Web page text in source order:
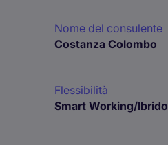
Nome del consulente
Costanza Colombo
Flessibilità
Smart Working/Ibrido